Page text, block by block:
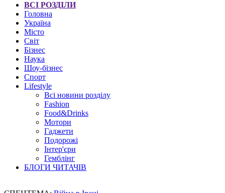
ВСІ РОЗДІЛИ
Головна
Україна
Місто
Світ
Бізнес
Наука
Шоу-бізнес
Спорт
Lifestyle
Всі новини розділу
Fashion
Food&Drinks
Мотори
Гаджети
Подорожі
Інтер'єри
Гемблінг
БЛОГИ ЧИТАЧІВ